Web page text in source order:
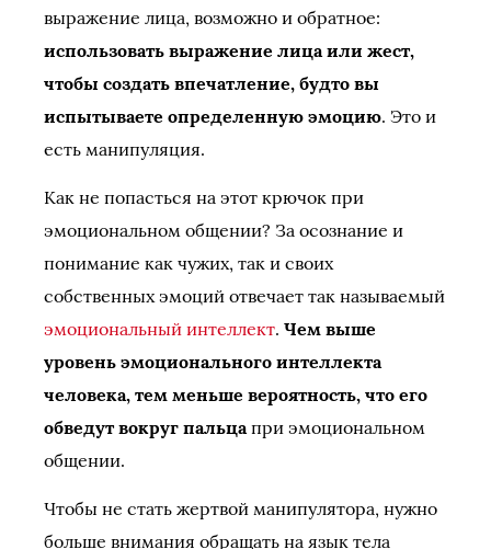
выражение лица, возможно и обратное:
использовать выражение лица или жест,
чтобы создать впечатление, будто вы
испытываете определенную эмоцию. Это и
есть манипуляция.
Как не попасться на этот крючок при
эмоциональном общении? За осознание и
понимание как чужих, так и своих
собственных эмоций отвечает так называемый
эмоциональный интеллект. Чем выше
уровень эмоционального интеллекта
человека, тем меньше вероятность, что его
обведут вокруг пальцапри эмоциональном
общении.
Чтобы не стать жертвой манипулятора, нужно
больше внимания обращать на язык тела